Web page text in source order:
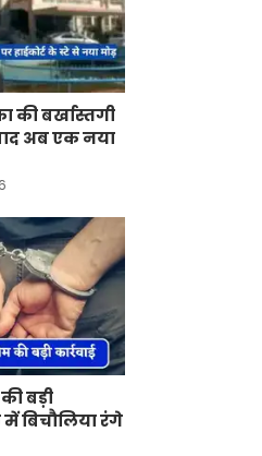
की बर्खास्तगी
अब एक नया
बड़ी
में बिचौलिया रंगे